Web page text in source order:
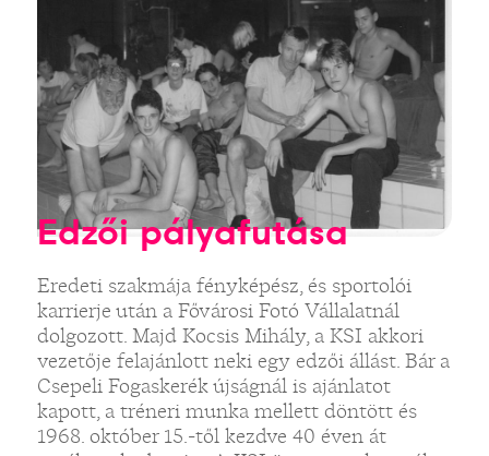
Edzői pályafutása
Eredeti szakmája fényképész, és sportolói
karrierje után a Fővárosi Fotó Vállalatnál
dolgozott. Majd Kocsis Mihály, a KSI akkori
vezetője felajánlott neki egy edzői állást. Bár a
Csepeli Fogaskerék újságnál is ajánlatot
kapott, a tréneri munka mellett döntött és
1968. október 15.-től kezdve 40 éven át